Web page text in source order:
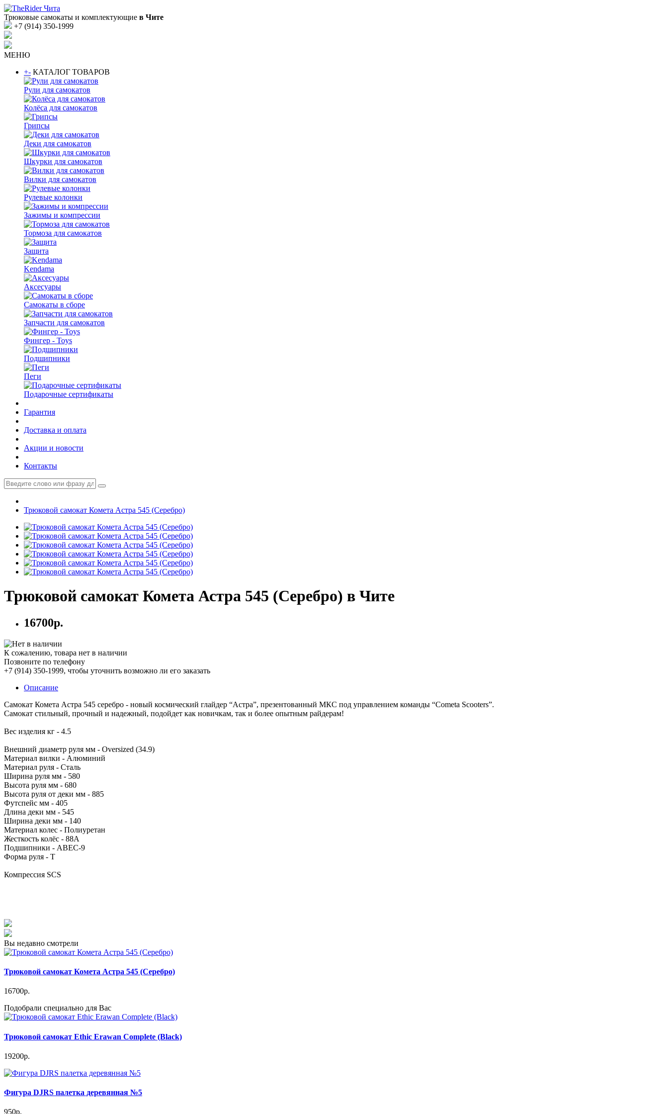
Трюковые самокаты и комплектующие в Чите
+7 (914) 350-1999
МЕНЮ
+- КАТАЛОГ ТОВАРОВ
Рули для самокатов
Колёса для самокатов
Грипсы
Деки для самокатов
Шкурки для самокатов
Вилки для самокатов
Рулевые колонки
Зажимы и компрессии
Тормоза для самокатов
Защита
Kendama
Аксесуары
Самокаты в сборе
Запчасти для самокатов
Фингер - Toys
Подшипники
Пеги
Подарочные сертификаты
Гарантия
Доставка и оплата
Акции и новости
Контакты
Трюковой самокат Комета Астра 545 (Серебро)
Трюковой самокат Комета Астра 545 (Серебро) в Чите
16700р.
К сожалению, товара нет в наличии
Позвоните по телефону
+7 (914) 350-1999, чтобы уточнить возможно ли его заказать
Описание
Самокат Комета Астра 545 серебро - новый космический глайдер “Астра”, презентованный МКС под управлением команды “Cometa Scooters”.
Самокат стильный, прочный и надежный, подойдет как новичкам, так и более опытным райдерам!
Вес изделия кг - 4.5
Внешний диаметр руля мм - Oversized (34.9)
Материал вилки - Алюминий
Материал руля - Сталь
Ширина руля мм - 580
Высота руля мм - 680
Высота руля от деки мм - 885
Футспейс мм - 405
Длина деки мм - 545
Ширина деки мм - 140
Материал колес - Полиуретан
Жесткость колёс - 88A
Подшипники - ABEC-9
Форма руля - T
Компрессия SCS
Вы недавно смотрели
Трюковой самокат Комета Астра 545 (Серебро)
16700р.
Подобрали специально для Вас
Трюковой самокат Ethic Erawan Complete (Black)
19200р.
Фигура DJRS палетка деревянная №5
950р.